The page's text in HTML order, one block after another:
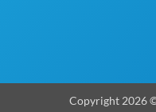
Copyright 2026